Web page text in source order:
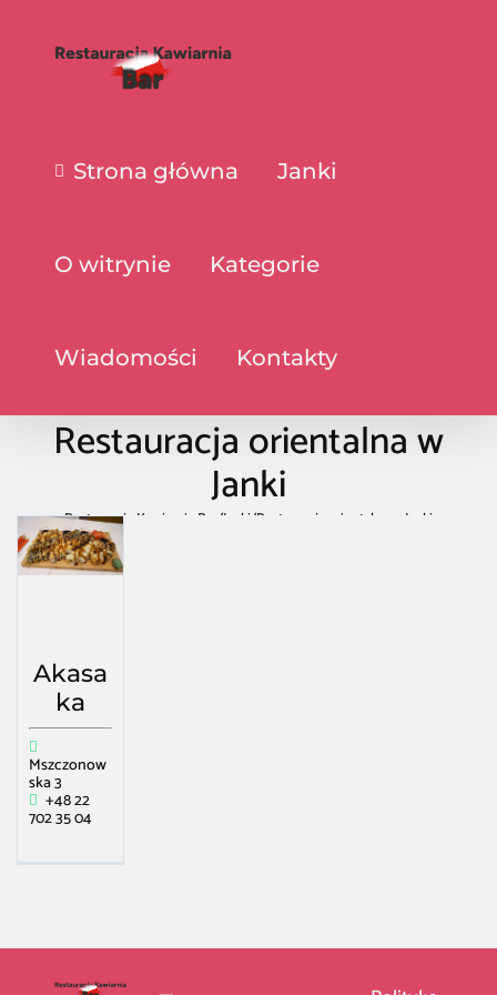
Strona główna Janki
O witrynie Kategorie
Wiadomości Kontakty
Restauracja orientalna w
Janki
Restauracja Kawiarnia Bar /Janki/Restauracja orientalna w Janki
Akasa
ka
Mszczonow
ska 3
+48 22
702 35 04